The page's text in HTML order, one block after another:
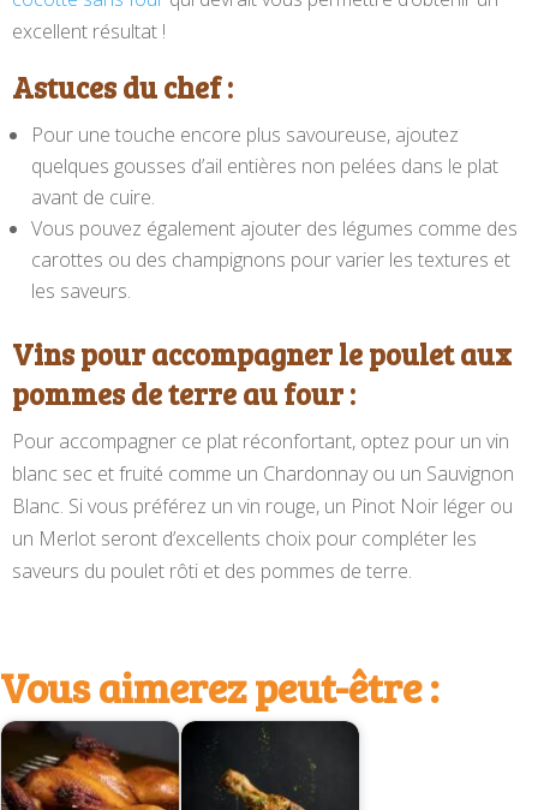
excellent résultat !
Astuces du chef :
Pour une touche encore plus savoureuse, ajoutez
quelques gousses d’ail entières non pelées dans le plat
avant de cuire.
Vous pouvez également ajouter des légumes comme des
carottes ou des champignons pour varier les textures et
les saveurs.
Vins pour accompagner le poulet aux
pommes de terre au four :
Pour accompagner ce plat réconfortant, optez pour un vin
blanc sec et fruité comme un Chardonnay ou un Sauvignon
Blanc. Si vous préférez un vin rouge, un Pinot Noir léger ou
un Merlot seront d’excellents choix pour compléter les
saveurs du poulet rôti et des pommes de terre.
Vous aimerez peut-être :